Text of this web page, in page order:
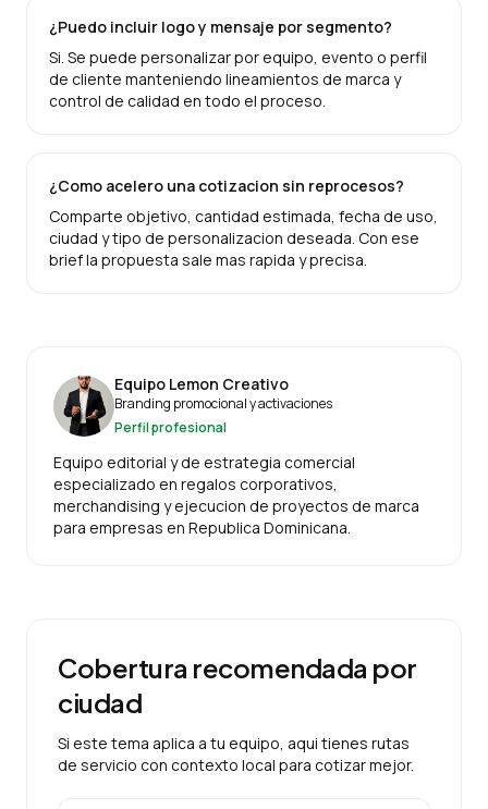
¿Puedo incluir logo y mensaje por segmento?
Si. Se puede personalizar por equipo, evento o perfil
de cliente manteniendo lineamientos de marca y
control de calidad en todo el proceso.
¿Como acelero una cotizacion sin reprocesos?
Comparte objetivo, cantidad estimada, fecha de uso,
ciudad y tipo de personalizacion deseada. Con ese
brief la propuesta sale mas rapida y precisa.
Equipo Lemon Creativo
Branding promocional y activaciones
Perfil profesional
Equipo editorial y de estrategia comercial
especializado en regalos corporativos,
merchandising y ejecucion de proyectos de marca
para empresas en Republica Dominicana.
Cobertura recomendada por
ciudad
Si este tema aplica a tu equipo, aqui tienes rutas
de servicio con contexto local para cotizar mejor.